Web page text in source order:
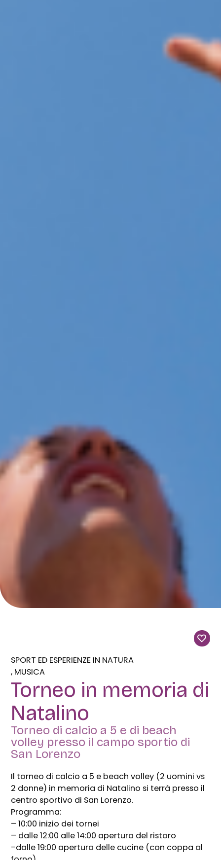
SPORT ED ESPERIENZE IN NATURA
MUSICA
Torneo in memoria di
Natalino
Torneo di calcio a 5 e di beach
volley presso il campo sportio di
San Lorenzo
Il torneo di calcio a 5 e beach volley (2 uomini vs
2 donne) in memoria di Natalino si terrà presso il
centro sportivo di San Lorenzo.
Programma:
– 10:00 inizio dei tornei
– dalle 12:00 alle 14:00 apertura del ristoro
-dalle 19:00 apertura delle cucine (con coppa al